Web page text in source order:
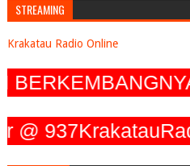
STREAMING
Krakatau Radio Online